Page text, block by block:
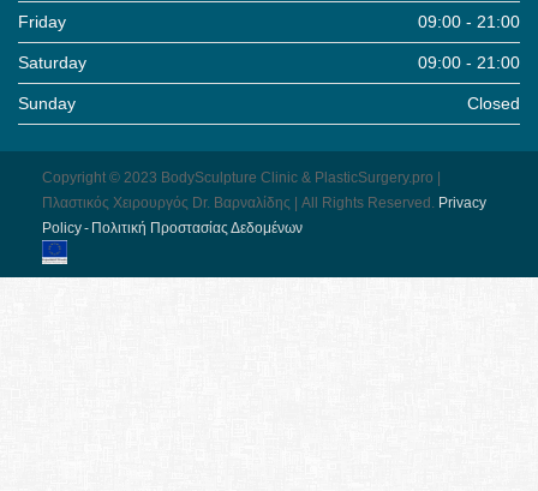
Friday 09:00 - 21:00
Saturday 09:00 - 21:00
Sunday Closed
Copyright © 2023 BodySculpture Clinic & PlasticSurgery.pro |
Πλαστικός Χειρουργός Dr. Βαρναλίδης | All Rights Reserved. Pri­vacy
Pol­icy - Πολιτική Προστασίας Δεδομένων